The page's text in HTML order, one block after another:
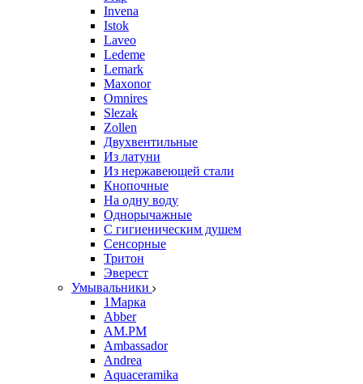
Invena
Istok
Laveo
Ledeme
Lemark
Maxonor
Omnires
Slezak
Zollen
Двухвентильные
Из латуни
Из нержавеющей стали
Кнопочные
На одну воду
Однорычажные
С гигиеническим душем
Сенсорные
Тритон
Эверест
Умывальники
1Марка
Abber
AM.PM
Ambassador
Andrea
Aquaceramika